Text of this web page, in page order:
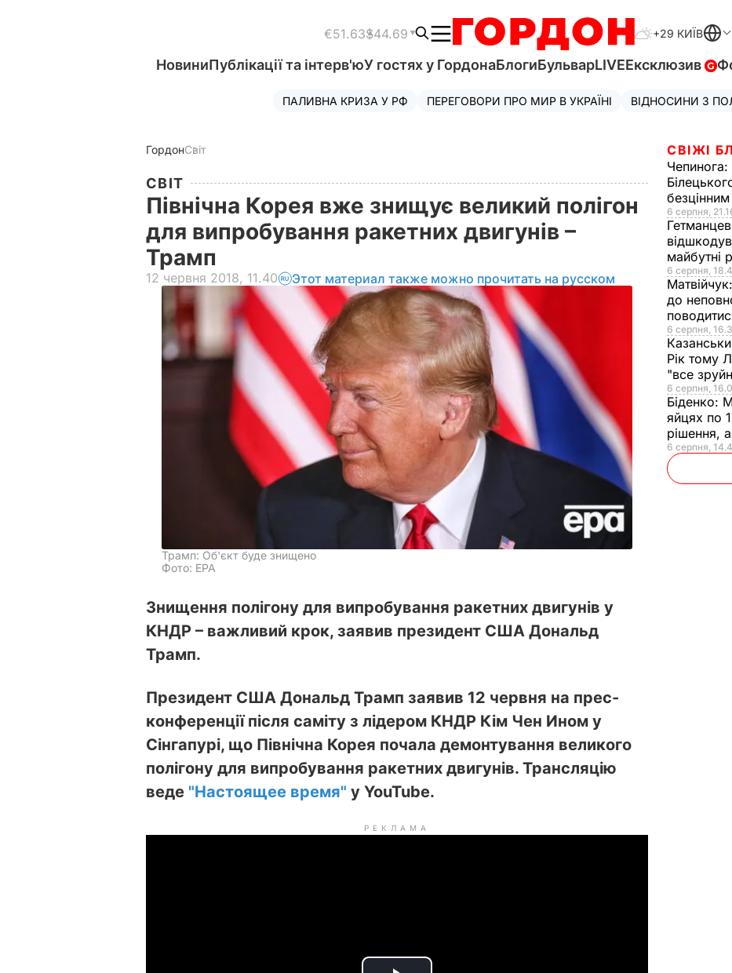
€51.63$44.69 +29 КИЇВ
НовиниПублікації та інтерв'юУ гостях у ГордонаБлогиБульварLIVEЕксклюзив
ПАЛИВНА КРИЗА У РФ ПЕРЕГОВОРИ ПРО МИР В УКРАЇНІ ВІДНОСИНИ З
ГордонСвіт
СВІТ
Північна Корея вже знищує великий полігон
для випробування ракетних двигунів –
Трамп
12 червня 2018, 11.40 Этот материал также можно прочитать на русском
Трамп: Об'єкт буде знищено
Фото: ЕРА
Знищення полігону для випробування ракетних двигунів у
КНДР – важливий крок, заявив президент США Дональд
Трамп.
Президент США Дональд Трамп заявив 12 червня на прес-
конференції після саміту з лідером КНДР Кім Чен Ином у
Сінгапурі, що Північна Корея почала демонтування великого
полігону для випробування ракетних двигунів. Трансляцію
веде "Настоящее время" у YouTube.
РЕКЛАМА
СВІЖІ
Чепинога:
безцінним
6 серпня,
майбутні
6 серпня,
Матвійчук:
до
6 серпня,
Рік тому
"все
6 серпня,
Біденко:
яйцях по
рішення,
6 серпня,